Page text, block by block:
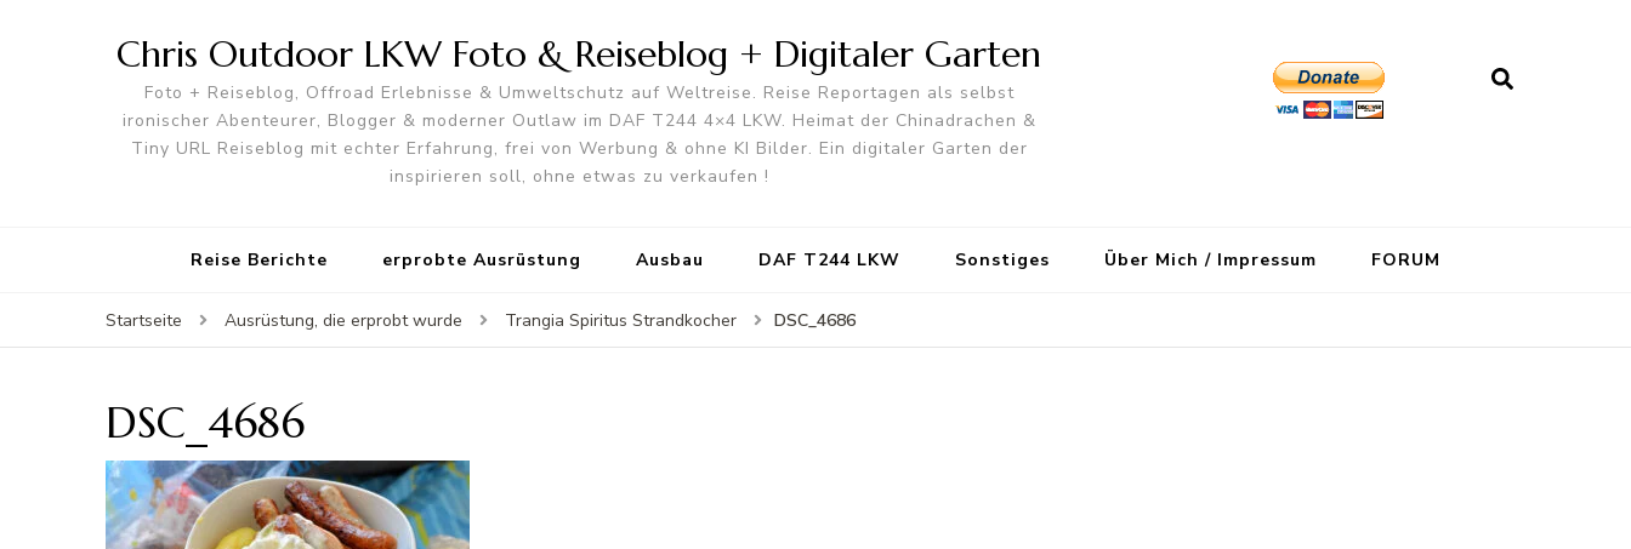
Chris Outdoor LKW Foto & Reiseblog + Digitaler Garten
Foto + Reiseblog, Offroad Erlebnisse & Umweltschutz auf Weltreise. Reise Reportagen als selbst
ironischer Abenteurer, Blogger & moderner Outlaw im DAF T244 4×4 LKW. Heimat der Chinadrachen &
Tiny URL Reiseblog mit echter Erfahrung, frei von Werbung & ohne KI Bilder. Ein digitaler Garten der
inspirieren soll, ohne etwas zu verkaufen !
Reise Berichte erprobte Ausrüstung Ausbau DAF T244 LKW Sonstiges Über Mich / Impressum FORUM
Startseite Ausrüstung, die erprobt wurde Trangia Spiritus Strandkocher DSC_4686
DSC_4686